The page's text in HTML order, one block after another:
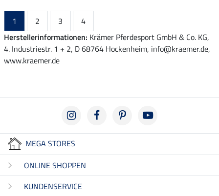
1 2 3
4
Herstellerinformationen: Krämer Pferdesport GmbH & Co. KG,
4. Industriestr. 1 + 2, D 68764 Hockenheim, info@kraemer.de,
www.kraemer.de
MEGA STORES
ONLINE SHOPPEN
KUNDENSERVICE